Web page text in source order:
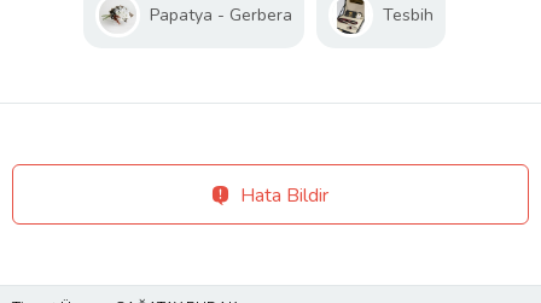
Papatya - Gerbera Tesbih
Hata Bildir